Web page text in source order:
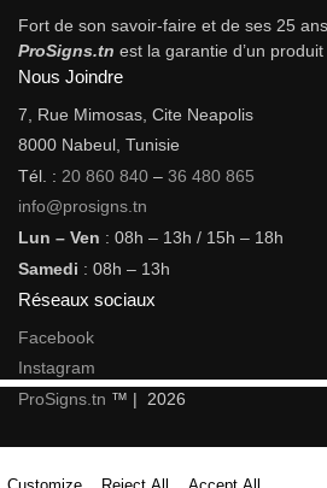
Fort de son savoir-faire et de ses 25 ans
ProSigns.tn est la garantie d’un
Nous Joindre
7, Rue Mimosas, Cite Neapolis
8000 Nabeul, Tunisie
Tél. : 20 860 840 – 36 480 865
info@prosigns.tn
Lun – Ven : 08h – 13h / 15h – 18h
Samedi : 08h – 13h
Réseaux sociaux
Facebook
Instagram
ProSigns.tn ™ | 2026